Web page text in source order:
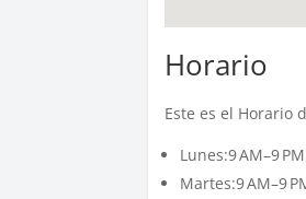
Horario
Este es el Horario
Lunes:9 AM–9 PM
Martes:9 AM–9